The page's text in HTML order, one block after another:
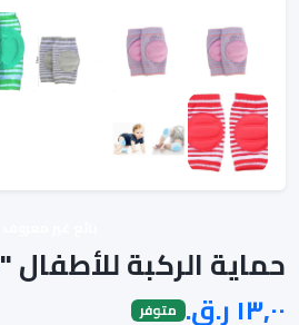
حماية الركبة للأطفال "393"
متوفر